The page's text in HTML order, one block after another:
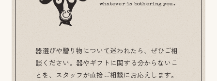
whatever is bothering you.
器選びや贈り物について迷われたら、ぜひご相
談ください。器やギフトに関する分からないこ
とを、スタッフが直接ご相談にお応えします。